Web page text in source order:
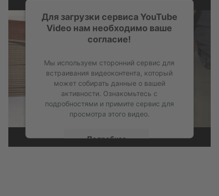
Для загрузки сервиса YouTube
Video нам необходимо ваше
согласие!
Мы используем сторонний сервис для
встраивания видеоконтента, который
может собирать данные о вашей
активности. Ознакомьтесь с
подробностями и примите сервис для
просмотра этого видео.
Подробнее